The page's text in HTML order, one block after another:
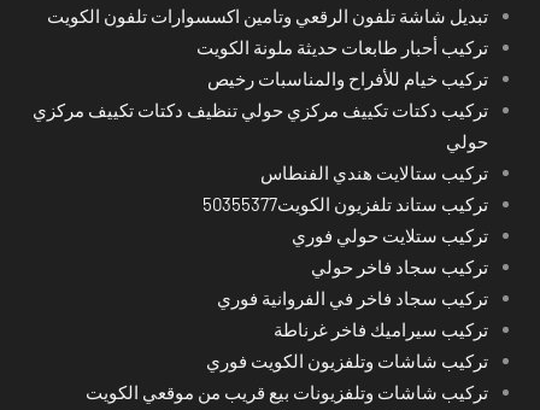
تبديل شاشة تلفون الرقعي وتامين اكسسوارات تلفون الكويت
تركيب أحبار طابعات حديثة ملونة الكويت
تركيب خيام للأفراح والمناسبات رخيص
تركيب دكتات تكييف مركزي حولي تنظيف دكتات تكييف مركزي
حولي
تركيب ستالايت هندي الفنطاس
تركيب ستاند تلفزيون الكويت50355377
تركيب ستلايت حولي فوري
تركيب سجاد فاخر حولي
تركيب سجاد فاخر في الفروانية فوري
تركيب سيراميك فاخر غرناطة
تركيب شاشات وتلفزيون الكويت فوري
تركيب شاشات وتلفزيونات بيع قريب من موقعي الكويت